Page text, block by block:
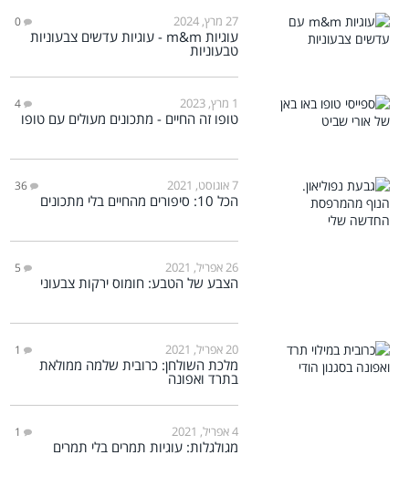
27 מרץ, 2024 0
עוגיות m&m - עוגיות עדשים צבעוניות
טבעוניות
1 מרץ, 2023 4
טופו זה החיים - מתכונים מעולים עם טופו
7 אוגוסט, 2021 36
הכל 10: סיפורים מהחיים בלי מתכונים
26 אפריל, 2021 5
הצבע של הטבע: חומוס ירקות צבעוני
20 אפריל, 2021 1
מלכת השולחן: כרובית שלמה ממולאת
בתרד ואפונה
4 אפריל, 2021 1
מגולגלות: עוגיות תמרים בלי תמרים